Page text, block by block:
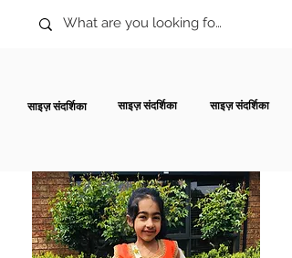
साइज़ संदर्शिका साइज़ संदर्शिका साइज़ संदर्शिका